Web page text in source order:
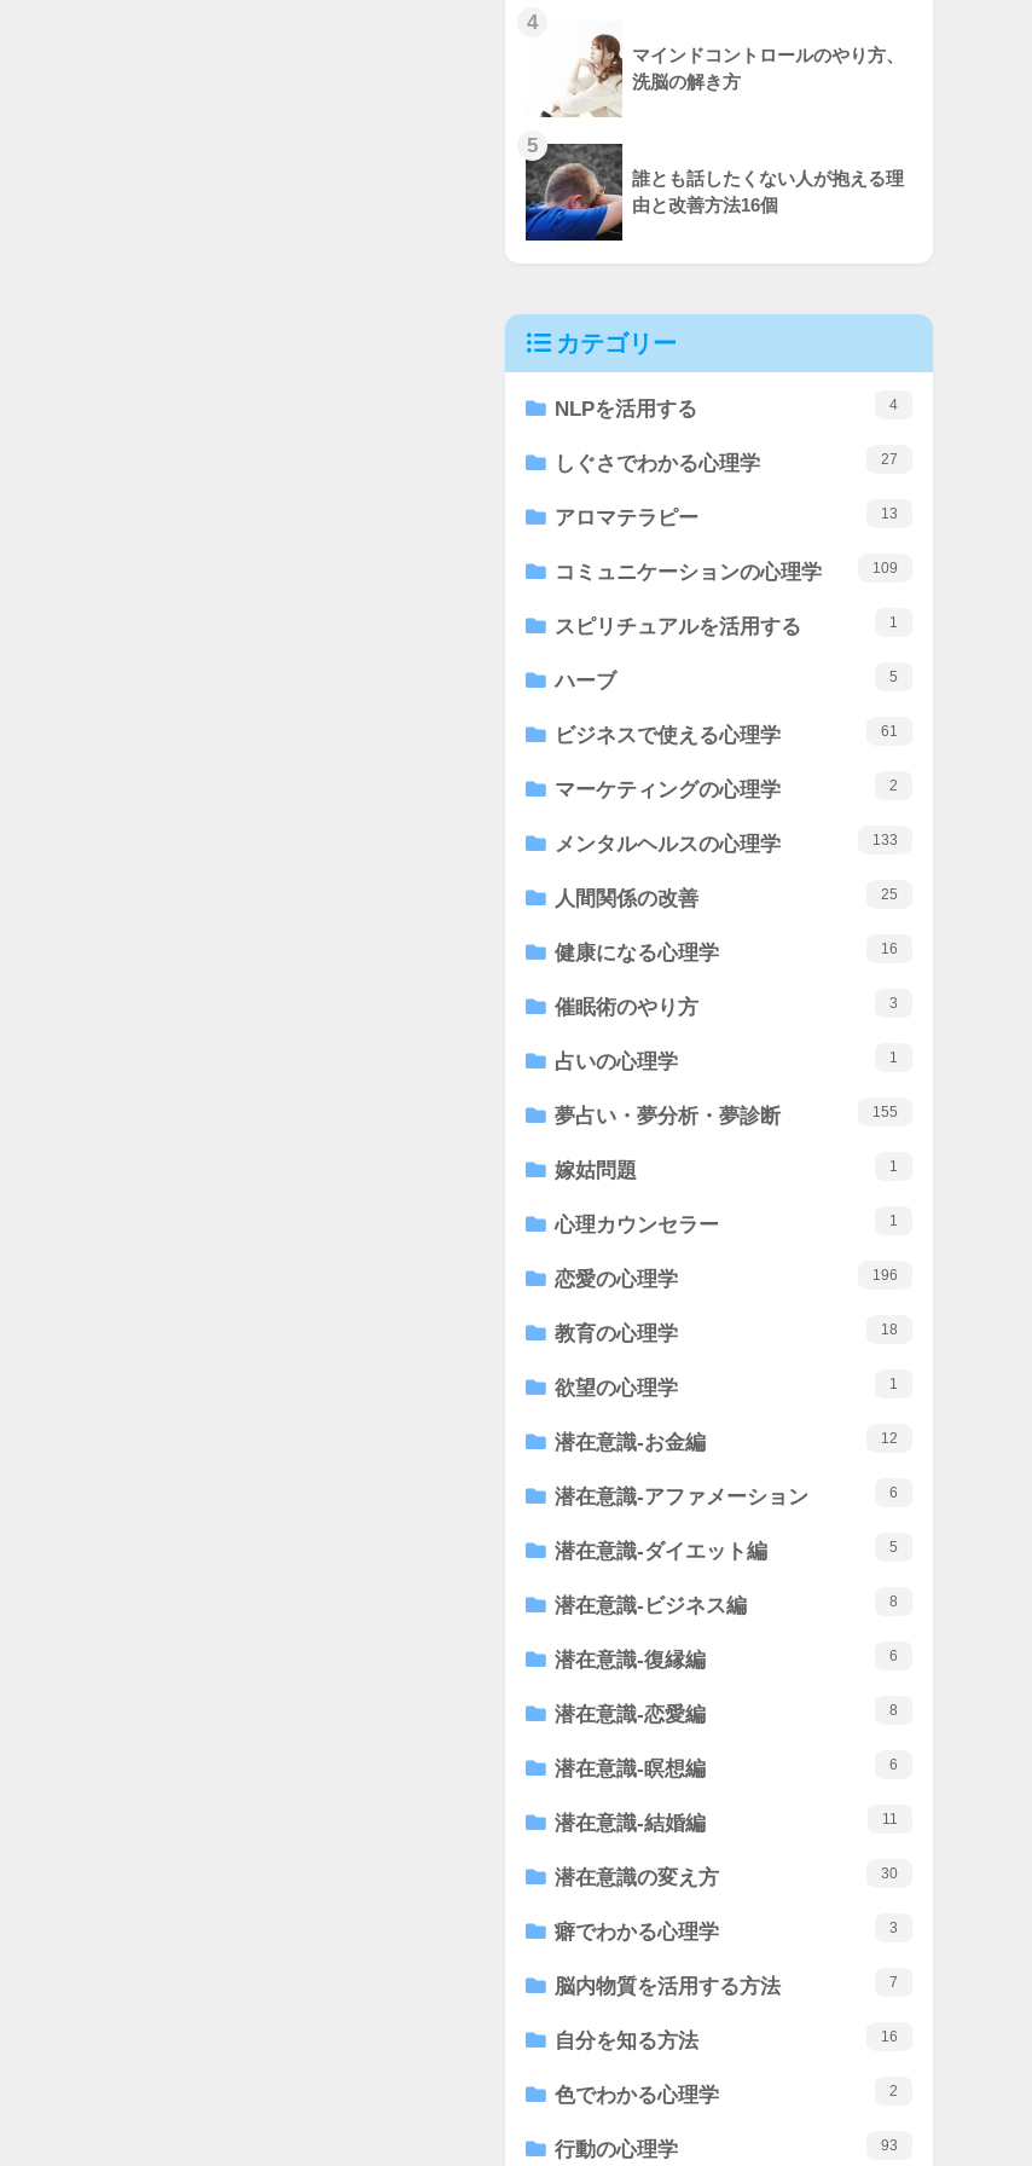
4
マインドコントロールのやり方、
洗脳の解き方
5
誰とも話したくない人が抱える理
由と改善方法16個
カテゴリー
NLPを活用する 4
しぐさでわかる心理学 27
アロマテラピー 13
コミュニケーションの心理学 109
スピリチュアルを活用する 1
ハーブ 5
ビジネスで使える心理学 61
マーケティングの心理学 2
メンタルヘルスの心理学 133
人間関係の改善 25
健康になる心理学 16
催眠術のやり方 3
占いの心理学 1
夢占い・夢分析・夢診断 155
嫁姑問題 1
心理カウンセラー 1
恋愛の心理学 196
教育の心理学 18
欲望の心理学 1
潜在意識-お金編 12
潜在意識-アファメーション 6
潜在意識-ダイエット編 5
潜在意識-ビジネス編 8
潜在意識-復縁編 6
潜在意識-恋愛編 8
潜在意識-瞑想編 6
潜在意識-結婚編 11
潜在意識の変え方 30
癖でわかる心理学 3
脳内物質を活用する方法 7
自分を知る方法 16
色でわかる心理学 2
行動の心理学 93